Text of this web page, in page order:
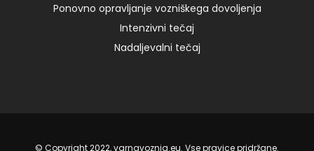
Ponovno opravljanje vozniškega dovoljenja
Intenzivni tečaj
Nadaljevalni tečaj
© Copyright 2022, varnavoznja.eu. Vse pravice pridržane.